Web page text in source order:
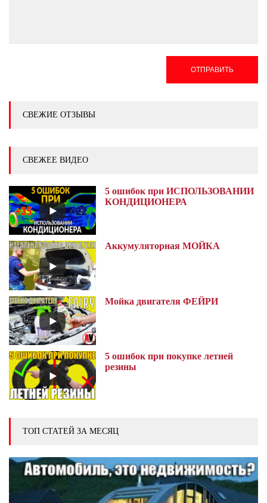
ОТПРАВИТЬ
СВЕЖИЕ ОТЗЫВЫ
СВЕЖЕЕ ВИДЕО
5 ошибок при ИСПОЛЬЗОВАНИИ
КОНДИЦИОНЕРА
Аккумуляторная МОЙКА
Мойка двигателя ФЕЙРИ
5 ошибок при покупке летней
резины
ТОП СТАТЕЙ ЗА МЕСЯЦ